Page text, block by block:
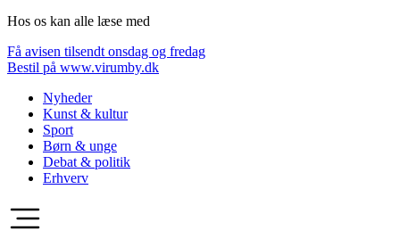
Hos os kan alle læse med
Få avisen tilsendt onsdag og fredag
Bestil på www.virumby.dk
Nyheder
Kunst & kultur
Sport
Børn & unge
Debat & politik
Erhverv